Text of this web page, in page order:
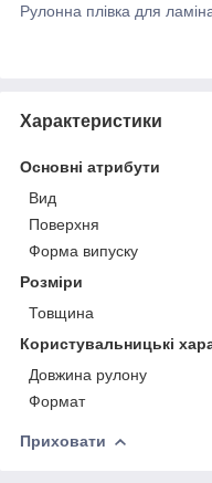
Рулонна плівка для
Характеристики
Основні атрибути
Вид
Поверхня
Форма випуску
Розміри
Товщина
Користувальницькі
Довжина рулону
Формат
Приховати